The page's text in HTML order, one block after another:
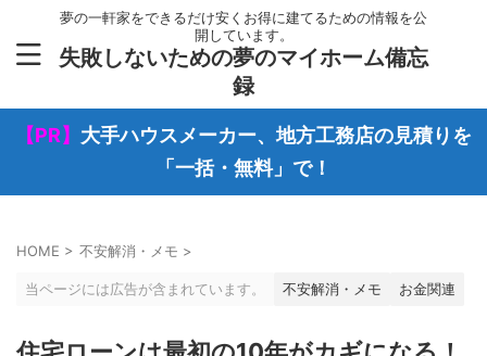
夢の一軒家をできるだけ安くお得に建てるための情報を公
開しています。
失敗しないための夢のマイホーム備忘
録
【PR】 大手ハウスメーカー、地方工務店の見積りを
「一括・無料」で！
HOME > 不安解消・メモ >
当ページには広告が含まれています。 不安解消・メモ お金関連